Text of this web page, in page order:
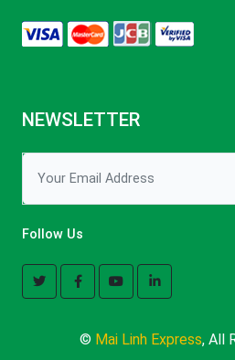
NEWSLETTER
Follow Us
© Mai Linh Express, All